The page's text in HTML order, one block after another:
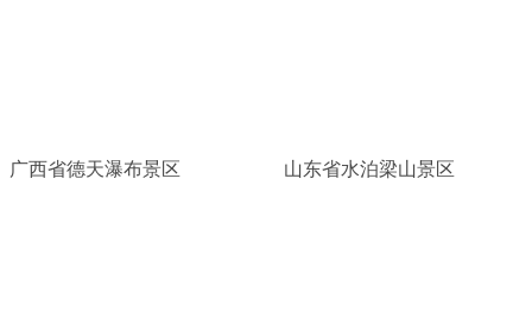
广西省德天瀑布景区 山东省水泊梁山景区